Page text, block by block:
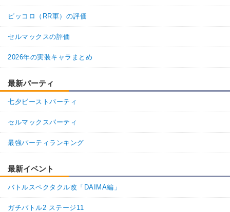
ピッコロ（RR軍）の評価
セルマックスの評価
2026年の実装キャラまとめ
最新パーティ
七夕ビーストパーティ
セルマックスパーティ
最強パーティランキング
最新イベント
バトルスペクタクル改「DAIMA編」
ガチバトル2 ステージ11